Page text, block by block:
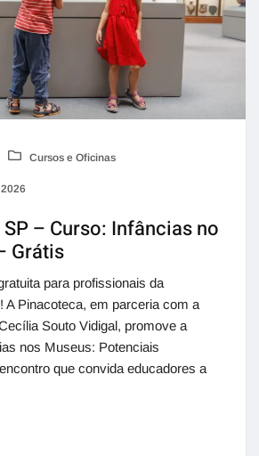
Cursos e Oficinas
– Curso: Infâncias no
Grátis
para profissionais da
A Pinacoteca, em parceria com a
Souto Vidigal, promove a
nos Museus: Potenciais
que convida educadores a